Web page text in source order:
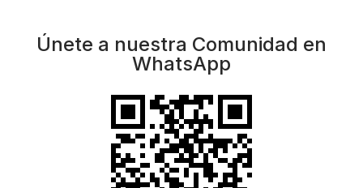
Únete a nuestra Comunidad en
WhatsApp